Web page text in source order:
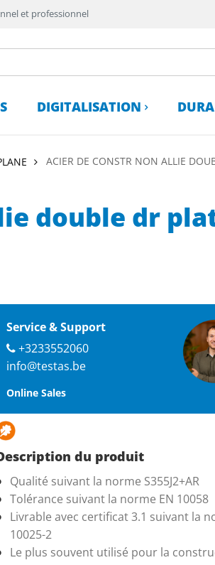
et professionnel
DIGITALISATION
ACIER DE CONSTR NON ALLIE
double dr
Service & Support
+3233552060
info@testas.be
Online Sales
du produit
Qualité suivant la norme S355J2+AR
Tolérance suivant la norme EN 10058
Livrable avec certificat 3.1 suivant la
10025-2
Le plus souvent utilisé pour la